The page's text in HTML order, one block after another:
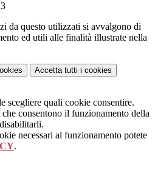
da questo utilizzati si avvalgono di
ed utili alle finalità illustrate nella
Accetta tutti i cookies
scegliere quali cookie consentire.
consentono il funzionamento della
necessari al funzionamento potete
.